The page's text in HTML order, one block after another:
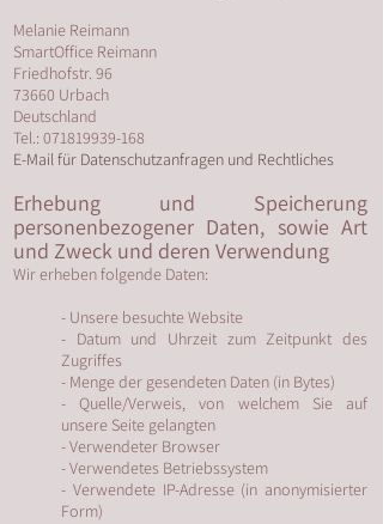
Melanie Reimann
SmartOffice Reimann
Friedhofstr. 96
73660 Urbach
Deutschland
Tel.: 071819939-168
E-Mail für Datenschutzanfragen und Rechtliches
Erhebung und Speicherung
personenbezogener Daten, sowie Art
und Zweck und deren Verwendung
Wir erheben folgende Daten:
- Unsere besuchte Website
- Datum und Uhrzeit zum Zeitpunkt des
Zugriffes
- Menge der gesendeten Daten (in Bytes)
- Quelle/Verweis, von welchem Sie auf
unsere Seite gelangten
- Verwendeter Browser
- Verwendetes Betriebssystem
- Verwendete IP-Adresse (in anonymisierter
Form)